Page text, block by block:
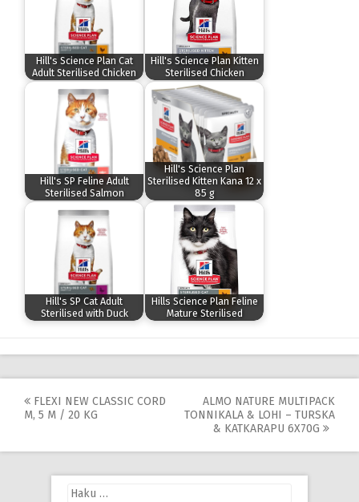
Hill's Science Plan Cat
Adult Sterilised Chicken
Hill's Science Plan Kitten
Sterilised Chicken
Hill's SP Feline Adult
Sterilised Salmon
Hill's Science Plan
Sterilised Kitten Kana 12 x
85 g
Hill's SP Cat Adult
Sterilised with Duck
Hills Science Plan Feline
Mature Sterilised
Post
navigation
FLEXI NEW CLASSIC CORD
M, 5 M / 20 KG
ALMO NATURE MULTIPACK
TONNIKALA & LOHI – TURSKA
& KATKARAPU 6X70G
Haku: